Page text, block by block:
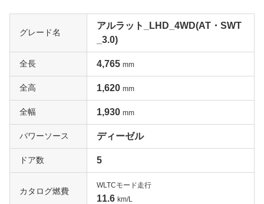
グレード名
アルラット_LHD_4WD(AT・SWT
_3.0)
全長 4,765 mm
全高 1,620 mm
全幅 1,930 mm
パワーソース ディーゼル
ドア数 5
カタログ燃費
WLTCモード走行
11.6 km/L